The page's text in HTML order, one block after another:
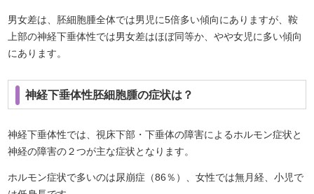
男女差は、胚細胞腫全体では男児に5倍多い傾向にありますが、鞍
上部の神経下垂体性では男女差はほぼ同等か、やや女児に多い傾向
にあります。
神経下垂体性胚細胞腫の症状は？
神経下垂体性では、視床下部・下垂体の障害によるホルモン症状と
神経の障害の２つが主な症状となります。
ホルモン症状で多いのは尿崩症（86％）、女性では無月経、小児で